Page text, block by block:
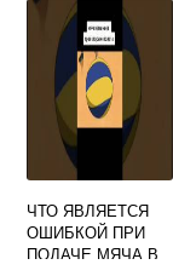
ЧТО ЯВЛЯЕТСЯ
ОШИБКОЙ ПРИ
ПОДАЧЕ МЯЧА В